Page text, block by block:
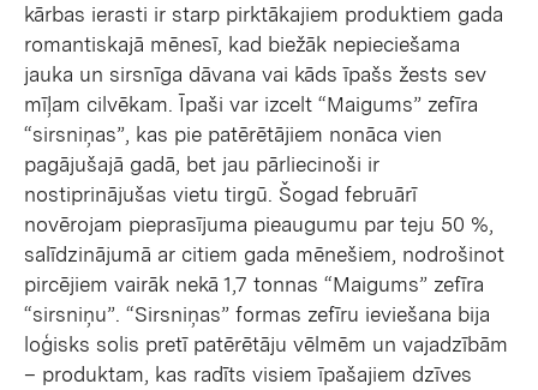
kārbas ierasti ir starp pirktākajiem produktiem gada
romantiskajā mēnesī, kad biežāk nepieciešama
jauka un sirsnīga dāvana vai kāds īpašs žests sev
mīļam cilvēkam. Īpaši var izcelt “Maigums” zefīra
“sirsniņas”, kas pie patērētājiem nonāca vien
pagājušajā gadā, bet jau pārliecinoši ir
nostiprinājušas vietu tirgū. Šogad februārī
novērojam pieprasījuma pieaugumu par teju 50 %,
salīdzinājumā ar citiem gada mēnešiem, nodrošinot
pircējiem vairāk nekā 1,7 tonnas “Maigums” zefīra
“sirsniņu”. “Sirsniņas” formas zefīru ieviešana bija
loģisks solis pretī patērētāju vēlmēm un vajadzībām
– produktam, kas radīts visiem īpašajiem dzīves